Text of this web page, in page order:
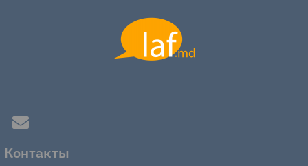
Контакты